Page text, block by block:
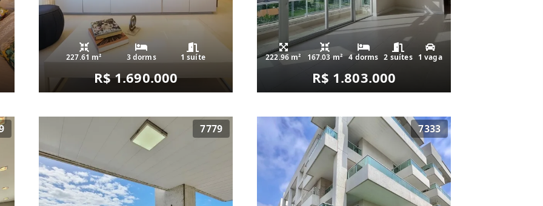
227.61 m² 3 dorms 1 suíte
R$ 1.690.000
222.96 m² 167.03 m² 4 dorms 2 suítes 1 vaga
R$ 1.803.000
7779 7333